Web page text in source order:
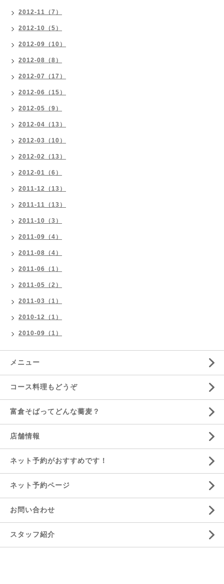
2012-11（7）
2012-10（5）
2012-09（10）
2012-08（8）
2012-07（17）
2012-06（15）
2012-05（9）
2012-04（13）
2012-03（10）
2012-02（13）
2012-01（6）
2011-12（13）
2011-11（13）
2011-10（3）
2011-09（4）
2011-08（4）
2011-06（1）
2011-05（2）
2011-03（1）
2010-12（1）
2010-09（1）
メニュー
コース料理もどうぞ
富倉そばってどんな蕎麦？
店舗情報
ネット予約がおすすめです！
ネット予約ページ
お問い合わせ
スタッフ紹介